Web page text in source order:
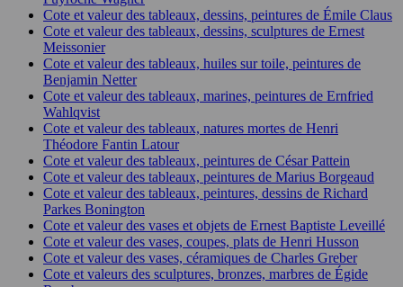
Cote et valeur des tableaux, dessins, peintures de Émile Claus
Cote et valeur des tableaux, dessins, sculptures de Ernest
Meissonier
Cote et valeur des tableaux, huiles sur toile, peintures de
Benjamin Netter
Cote et valeur des tableaux, marines, peintures de Ernfried
Wahlqvist
Cote et valeur des tableaux, natures mortes de Henri
Théodore Fantin Latour
Cote et valeur des tableaux, peintures de César Pattein
Cote et valeur des tableaux, peintures de Marius Borgeaud
Cote et valeur des tableaux, peintures, dessins de Richard
Parkes Bonington
Cote et valeur des vases et objets de Ernest Baptiste Leveillé
Cote et valeur des vases, coupes, plats de Henri Husson
Cote et valeur des vases, céramiques de Charles Greber
Cote et valeurs des sculptures, bronzes, marbres de Égide